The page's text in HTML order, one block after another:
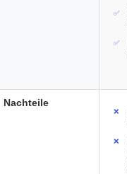
Nachteile